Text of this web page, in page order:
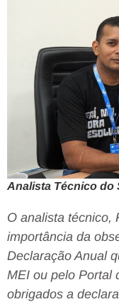
Analista Técnico do
O analista técnico,
importância da
Declaração Anual
MEI ou pelo Portal
obrigados a